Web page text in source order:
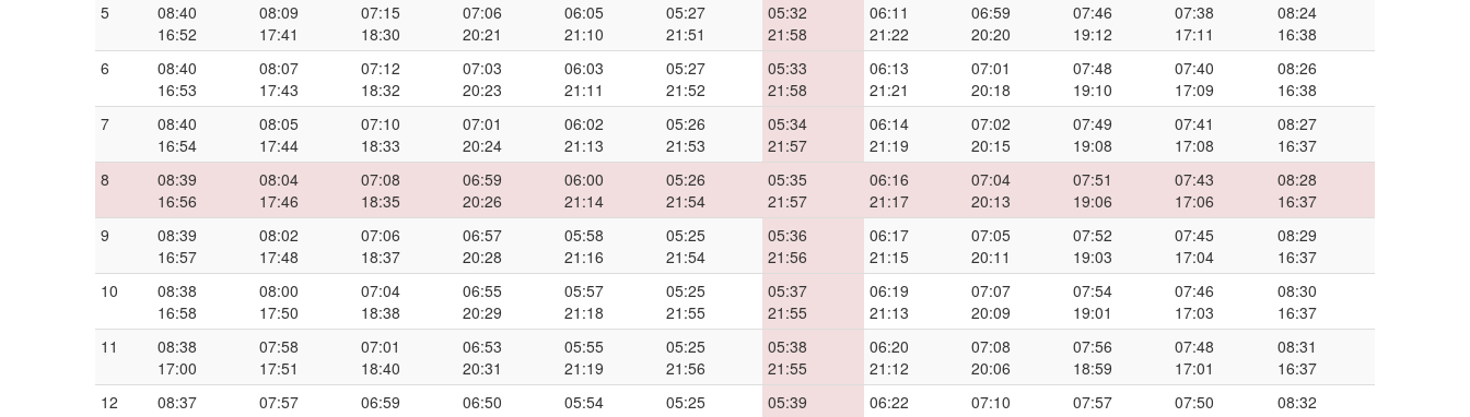
5
08:40
16:52
08:09
17:41
07:15
18:30
07:06
20:21
06:05
21:10
05:27
21:51
05:32
21:58
06:11
21:22
06:59
20:20
07:46
19:12
07:38
17:11
08:24
16:38
6
08:40
16:53
08:07
17:43
07:12
18:32
07:03
20:23
06:03
21:11
05:27
21:52
05:33
21:58
06:13
21:21
07:01
20:18
07:48
19:10
07:40
17:09
08:26
16:38
7
08:40
16:54
08:05
17:44
07:10
18:33
07:01
20:24
06:02
21:13
05:26
21:53
05:34
21:57
06:14
21:19
07:02
20:15
07:49
19:08
07:41
17:08
08:27
16:37
8
08:39
16:56
08:04
17:46
07:08
18:35
06:59
20:26
06:00
21:14
05:26
21:54
05:35
21:57
06:16
21:17
07:04
20:13
07:51
19:06
07:43
17:06
08:28
16:37
9
08:39
16:57
08:02
17:48
07:06
18:37
06:57
20:28
05:58
21:16
05:25
21:54
05:36
21:56
06:17
21:15
07:05
20:11
07:52
19:03
07:45
17:04
08:29
16:37
10
08:38
16:58
08:00
17:50
07:04
18:38
06:55
20:29
05:57
21:18
05:25
21:55
05:37
21:55
06:19
21:13
07:07
20:09
07:54
19:01
07:46
17:03
08:30
16:37
11
08:38
17:00
07:58
17:51
07:01
18:40
06:53
20:31
05:55
21:19
05:25
21:56
05:38
21:55
06:20
21:12
07:08
20:06
07:56
18:59
07:48
17:01
08:31
16:37
12
08:37
07:57
06:59
06:50
05:54
05:25
05:39
06:22
07:10
07:57
07:50
08:32